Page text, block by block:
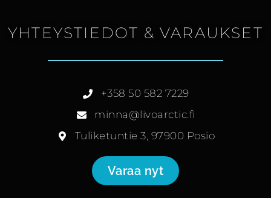
YHTEYSTIEDOT & VARAUKSET
+358 50 582 7229
minna@livoarctic.fi
Tuliketuntie 3, 97900 Posio
Varaa nyt